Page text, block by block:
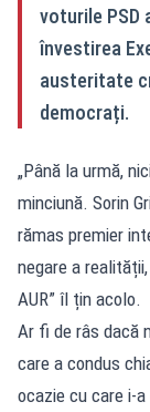
voturile PSD
învestirea
austeritate
democrați.
„Până la urmă,
minciună. Sorin
rămas premier
negare a
AUR” îl țin acolo.
Ar fi de râs dacă
care a condus
ocazie cu care i-